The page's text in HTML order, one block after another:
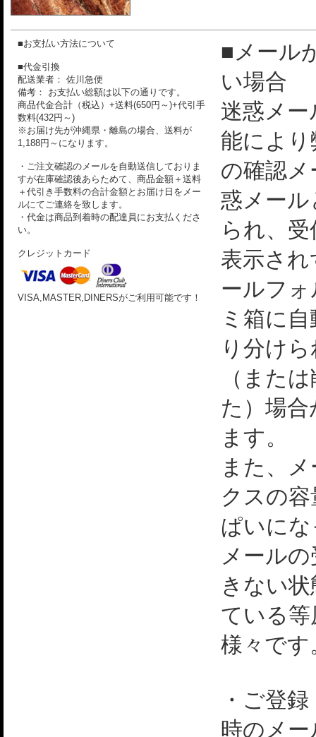
■お支払い方法について
■代金引換
配送業者： 佐川急便
備考： お支払い総額は以下の通りです。
商品代金合計（税込）+送料(650円～)+代引手
数料(432円～)
※お届け先が沖縄県・離島の場合、送料が
1,188円～になります。
・ご注文確認のメールを自動送信しておりま
すが在庫確認後あらためて、商品金額＋送料
＋代引き手数料の合計金額とお届け日をメー
ルにてご連絡を致します。
・代金は商品到着時の配達員にお支払くださ
い。
クレジットカード
VISA,MASTER,DINERSがご利用可能です！
■メール
い場合
迷惑メー
能によ
の確認
惑メー
られ、
表示さ
ールフ
ミ箱に
り分け
（また
た）場
ます。
また、
クスの
ぱいに
メール
きない
ている
様々です
・ご登
時のメ